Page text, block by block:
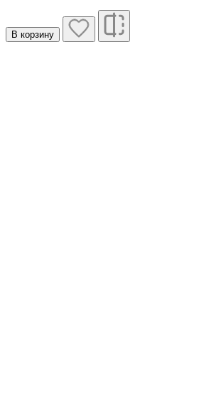
В корзину